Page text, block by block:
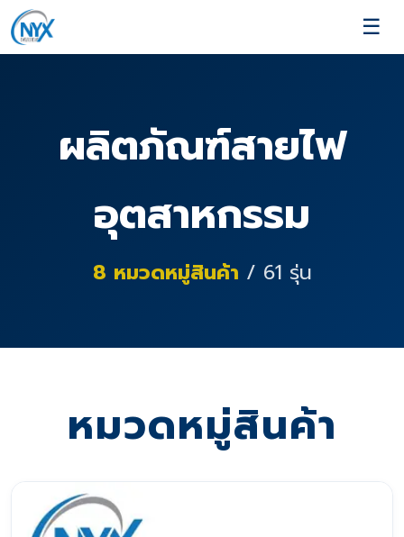
☰
ผลิตภัณฑ์สายไฟ
อุตสาหกรรม
8 หมวดหมู่สินค้า / 61 รุ่น
หมวดหมู่สินค้า